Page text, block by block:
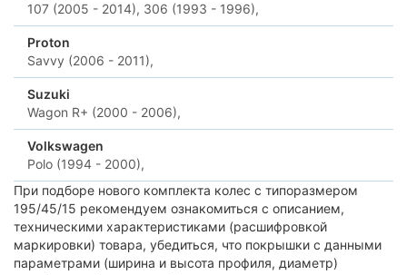
107 (2005 - 2014), 306 (1993 - 1996),
Proton
Savvy (2006 - 2011),
Suzuki
Wagon R+ (2000 - 2006),
Volkswagen
Polo (1994 - 2000),
При подборе нового комплекта колес с типоразмером
195/45/15 рекомендуем ознакомиться с описанием,
техническими характеристиками (расшифровкой
маркировки) товара, убедиться, что покрышки с данными
параметрами (ширина и высота профиля, диаметр)